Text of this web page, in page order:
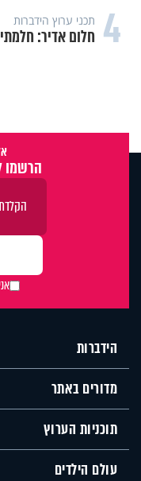
4 תכני ערוץ הידברות
חלום אדיר:
הרשמו
הידברות
מדורים באתר
תוכניות הערוץ
עולם הילדים